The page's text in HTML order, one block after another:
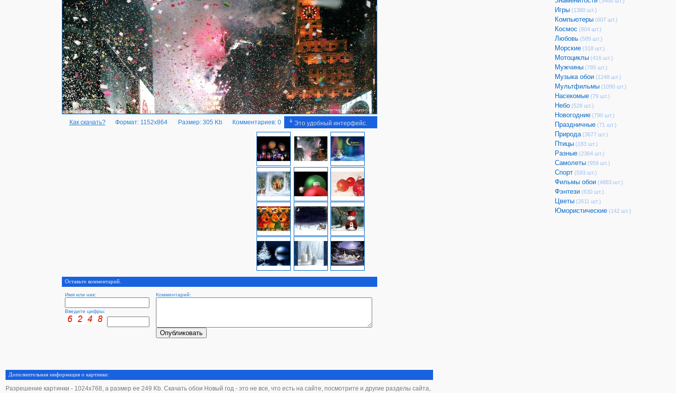
Как скачать? Формат: 1152x864 Размер: 305 Kb Комментариев: 0 Это удобный интерфейс.
Оставьте комментарий.
Имя или ник: Комментарий:
Введите цифры:
Дополнительная информация о картинке:
Разрешение картинки - 1024х768, а размер ее 249 Kb. Скачать обои Новый год - это не все, что есть на сайте, посмотрите и другие разделы сайта,
Игры (1380 шт.)
Компьютеры (607 шт.)
Космос (804 шт.)
Любовь (589 шт.)
Морские (318 шт.)
Мотоциклы (416 шт.)
Мужчины (785 шт.)
Музыка обои (1248 шт.)
Мультфильмы (1090 шт.)
Насекомые (79 шт.)
Небо (528 шт.)
Новогодние (790 шт.)
Праздничные (71 шт.)
Природа (3677 шт.)
Птицы (183 шт.)
Разные (2364 шт.)
Самолеты (959 шт.)
Спорт (593 шт.)
Фильмы обои (4883 шт.)
Фэнтези (630 шт.)
Цветы (2611 шт.)
Юмористические (142 шт.)